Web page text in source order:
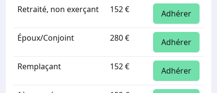
Retraité, non exerçant 152 € Adhérer
Époux/Conjoint 280 € Adhérer
Remplaçant 152 € Adhérer